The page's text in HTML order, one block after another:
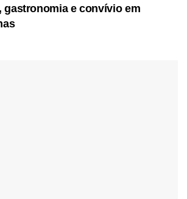
gastronomia e convívio em